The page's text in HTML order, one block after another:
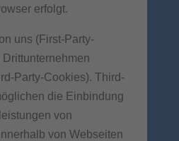
erfolgt.
uns (First-Party-
Party-Cookies). Third-
die Einbindung
von
von Webseiten